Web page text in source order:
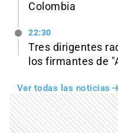
Colombia
22:30
Tres dirigentes
los firmantes de
Ver todas las noticias